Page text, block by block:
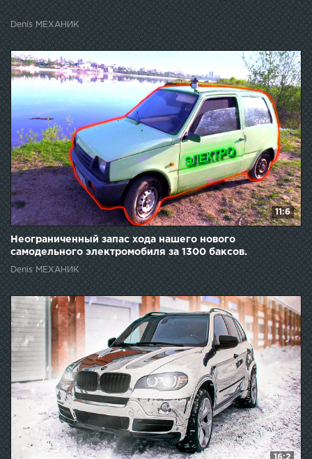
Denis МЕХАНИК
11:6
Неограниченный запас хода нашего нового
самодельного электромобиля за 1300 баксов.
Denis МЕХАНИК
16:2